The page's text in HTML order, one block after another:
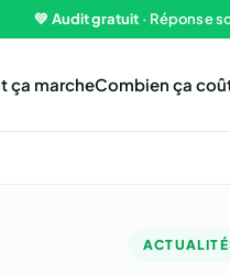
💚 Audit gratuit · Réponse
ça marcheCombien ça